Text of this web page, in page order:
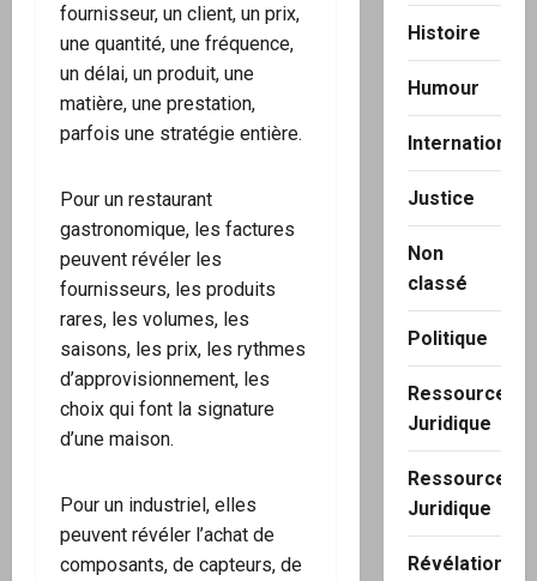
fournisseur, un client, un prix,
une quantité, une fréquence,
un délai, un produit, une
matière, une prestation,
parfois une stratégie entière.
Pour un restaurant
gastronomique, les factures
peuvent révéler les
fournisseurs, les produits
rares, les volumes, les
saisons, les prix, les rythmes
d’approvisionnement, les
choix qui font la signature
d’une maison.
Pour un industriel, elles
peuvent révéler l’achat de
composants, de capteurs, de
Histoire
Humour
International
Justice
Non
classé
Politique
Ressource
Juridique
Ressource
Juridique
Révélation